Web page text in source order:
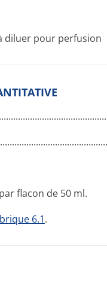
diluer pour perfusion
flacon de 50 ml.
6.1.